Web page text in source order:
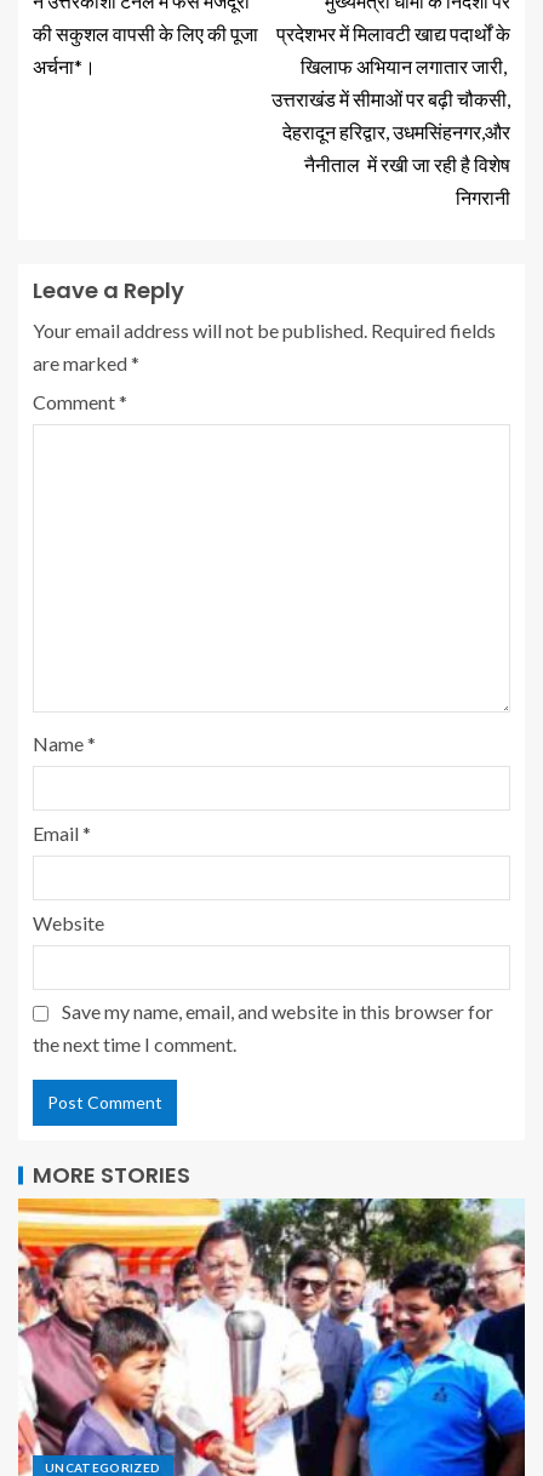
की सकुशल वापसी के लिए की पूजा
अर्चना*।
प्रदेशभर में मिलावटी खाद्य पदार्थों के
खिलाफ अभियान लगातार जारी,
उत्तराखंड में सीमाओं पर बढ़ी चौकसी,
देहरादून हरिद्वार, उधमसिंहनगर,और
नैनीताल में रखी जा रही है विशेष
निगरानी
Leave a Reply
Your email address will not be published. Required fields
are marked*
Comment*
Name*
Email*
Website
Save my name, email, and website in this browser for
the next time I comment.
MORE STORIES
UNCATEGORIZED